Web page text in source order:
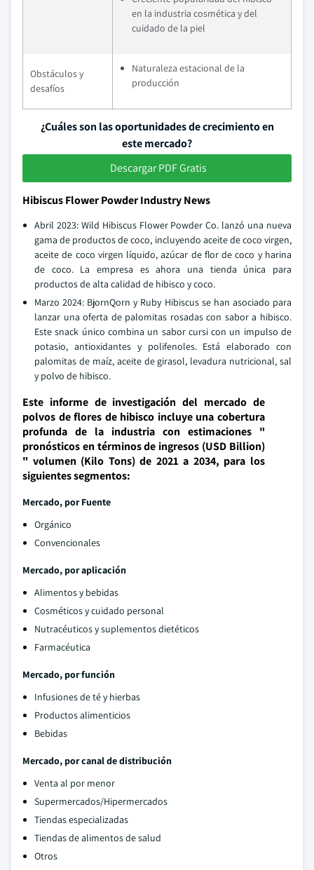
en la industria cosmética y del
cuidado de la piel
Obstáculos y
desafíos
Naturaleza estacional de la
producción
¿Cuáles son las oportunidades de crecimiento en
este mercado?
Descargar PDF Gratis
Hibiscus Flower Powder Industry News
Abril 2023: Wild Hibiscus Flower Powder Co. lanzó una nueva
gama de productos de coco, incluyendo aceite de coco virgen,
aceite de coco virgen líquido, azúcar de flor de coco y harina
de coco. La empresa es ahora una tienda única para
productos de alta calidad de hibisco y coco.
Marzo 2024: BjornQorn y Ruby Hibiscus se han asociado para
lanzar una oferta de palomitas rosadas con sabor a hibisco.
Este snack único combina un sabor cursi con un impulso de
potasio, antioxidantes y polifenoles. Está elaborado con
palomitas de maíz, aceite de girasol, levadura nutricional, sal
y polvo de hibisco.
Este informe de investigación del mercado de
polvos de flores de hibisco incluye una cobertura
profunda de la industria con estimaciones "
pronósticos en términos de ingresos (USD Billion)
" volumen (Kilo Tons) de 2021 a 2034, para los
siguientes segmentos:
Mercado, porFuente
Orgánico
Convencionales
Mercado, por aplicación
Alimentos y bebidas
Cosméticos y cuidado personal
Nutracéuticos y suplementos dietéticos
Farmacéutica
Mercado, por función
Infusiones de té y hierbas
Productos alimenticios
Bebidas
Mercado, por canal de distribución
Venta al por menor
Supermercados/Hipermercados
Tiendas especializadas
Tiendas de alimentos de salud
Otros